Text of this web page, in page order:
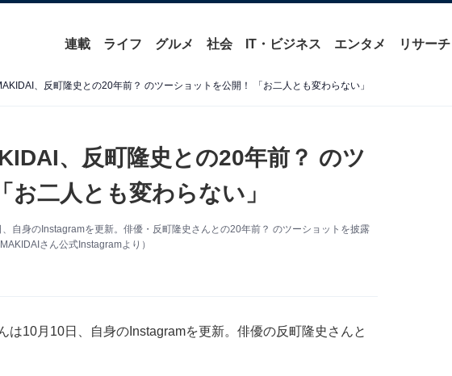
連載 ライフ グルメ 社会 IT・ビジネス エンタメ リサーチ
、反町隆史との20年前？ のツーショットを公開！ 「お二人とも変わらない」
、反町隆史との20年前？ のツ
二人とも変わらない」
自身のInstagramを更新。俳優・反町隆史さんとの20年前？ のツーショットを披露
さん公式Instagramより）
は10月10日、自身のInstagramを更新。俳優の反町隆史さんと